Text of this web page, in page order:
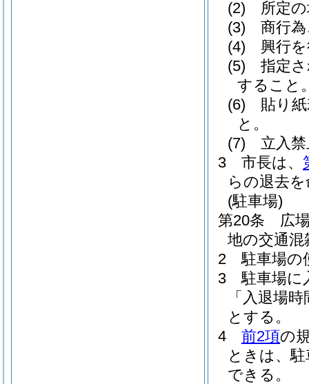
(2)
所定
(3)
商行
(4)
興行
(5)
指定
すること
(6)
貼り
と。
(7)
立入
3
市長は、
らの退去
(駐車場)
第20条
広
地の交通
2
駐車場の
3
駐車場に
「入退場
とする。
4
前2項の
ときは、
できる。